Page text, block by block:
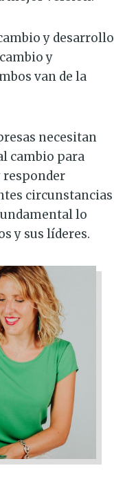
y desarrollo
y
van de la
necesitan
cambio para
responder
circunstancias
lo
y sus líderes.